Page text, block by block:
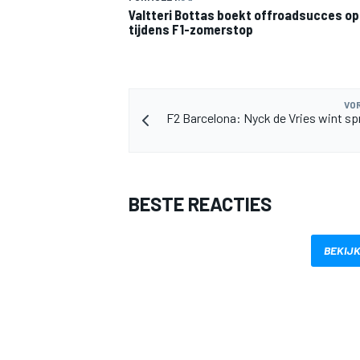
Valtteri Bottas boekt offroadsucces
tijdens F1-zomerstop
F2 Barcelona: Nyck de Vries wint
BESTE REACTIES